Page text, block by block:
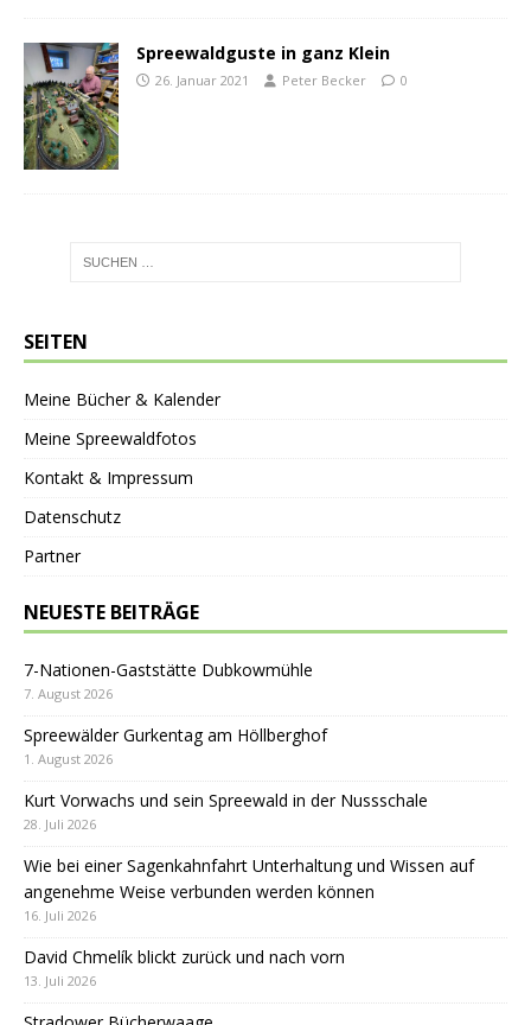
Spreewaldguste in ganz Klein
26. Januar 2021 Peter Becker 0
SEITEN
Meine Bücher & Kalender
Meine Spreewaldfotos
Kontakt & Impressum
Datenschutz
Partner
NEUESTE BEITRÄGE
7-Nationen-Gaststätte Dubkowmühle
7. August 2026
Spreewälder Gurkentag am Höllberghof
1. August 2026
Kurt Vorwachs und sein Spreewald in der Nussschale
28. Juli 2026
Wie bei einer Sagenkahnfahrt Unterhaltung und Wissen auf
angenehme Weise verbunden werden können
16. Juli 2026
David Chmelík blickt zurück und nach vorn
13. Juli 2026